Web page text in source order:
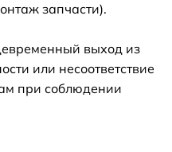
запчасти).
выход из
или несоответствие
при соблюдении